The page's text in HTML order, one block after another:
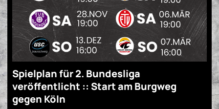
Spielplan für 2. Bundesliga
veröffentlicht :: Start am Burgweg
gegen Köln